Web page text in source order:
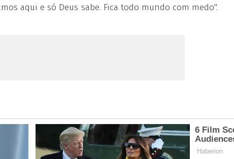
aqui e só Deus sabe. Fica todo mundo com medo".